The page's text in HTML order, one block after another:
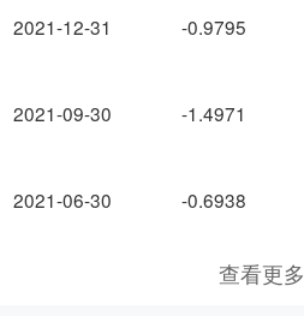
2021-12-31
2021-09-30
2021-06-30
-0.9795
-1.4971
-0.6938
查看更多